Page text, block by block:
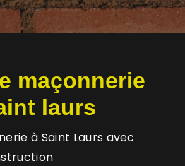
maçonnerie
laurs
à Saint Laurs avec